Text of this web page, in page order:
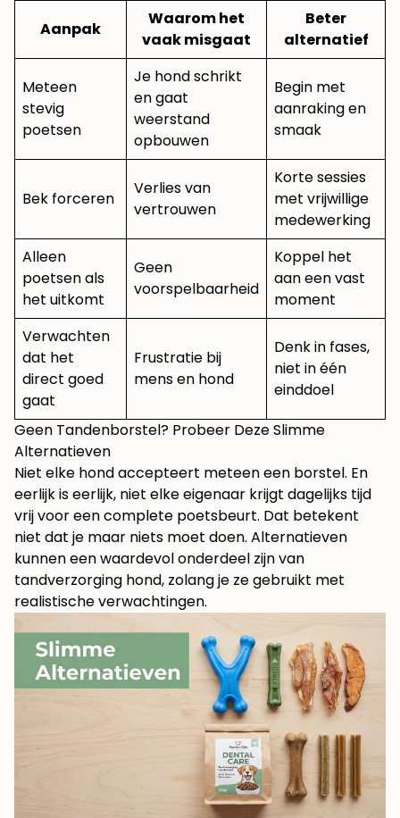
Aanpak
Waarom het
vaak misgaat
Beter
alternatief
Meteen
stevig
poetsen
Je hond schrikt
en gaat
weerstand
opbouwen
Begin met
aanraking en
smaak
Bek forceren
Verlies van
vertrouwen
Korte sessies
met vrijwillige
medewerking
Alleen
poetsen als
het uitkomt
Geen
voorspelbaarheid
Koppel het
aan een vast
moment
Verwachten
dat het
direct goed
gaat
Frustratie bij
mens en hond
Denk in fases,
niet in één
einddoel
Geen Tandenborstel? Probeer Deze Slimme
Alternatieven
Niet elke hond accepteert meteen een borstel. En
eerlijk is eerlijk, niet elke eigenaar krijgt dagelijks tijd
vrij voor een complete poetsbeurt. Dat betekent
niet dat je maar niets moet doen. Alternatieven
kunnen een waardevol onderdeel zijn van
tandverzorging hond, zolang je ze gebruikt met
realistische verwachtingen.